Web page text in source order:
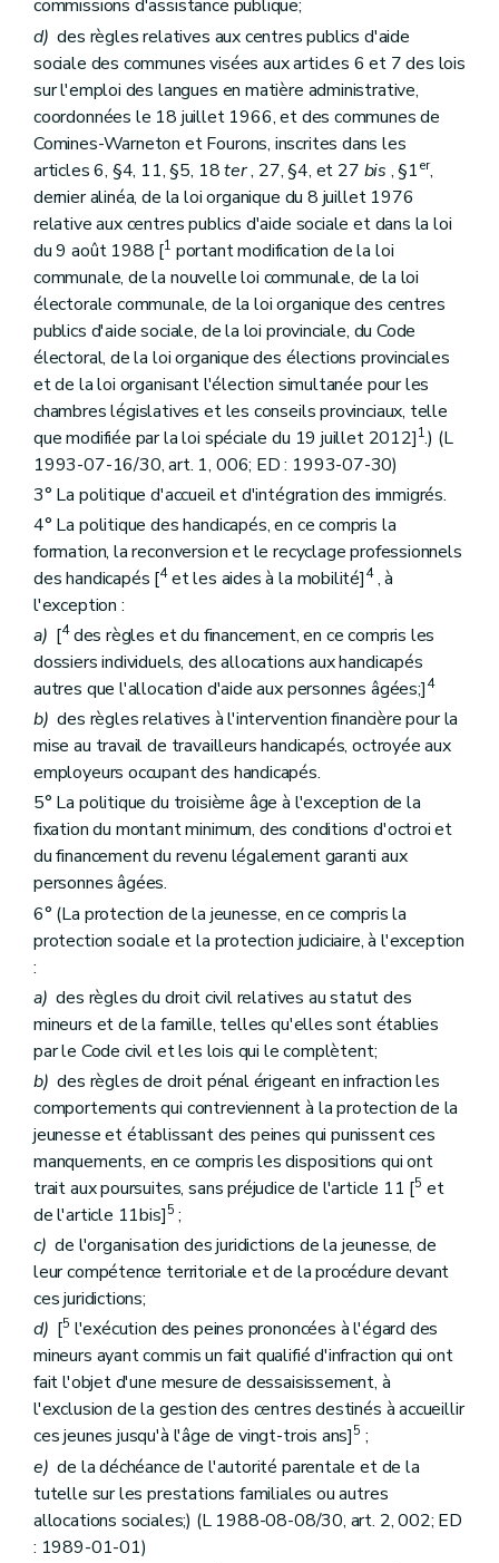
commissions d'assistance publique;
d) des règles relatives aux centres publics d'aide
sociale des communes visées aux articles 6 et 7 des lois
sur l'emploi des langues en matière administrative,
coordonnées le 18 juillet 1966, et des communes de
Comines-Warneton et Fourons, inscrites dans les
articles 6, §4, 11, §5, 18ter, 27, §4, et 27 bis , §1er,
dernier alinéa, de la loi organique du 8 juillet 1976
relative aux centres publics d'aide sociale et dans la loi
du 9 août 1988 [1 portant modification de la loi
communale, de la nouvelle loi communale, de la loi
électorale communale, de la loi organique des centres
publics d'aide sociale, de la loi provinciale, du Code
électoral, de la loi organique des élections provinciales
et de la loi organisant l'élection simultanée pour les
chambres législatives et les conseils provinciaux, telle
que modifiée par la loi spéciale du 19 juillet 2012]1.) (L
1993-07-16/30, art. 1, 006; ED : 1993-07-30)
3° La politique d'accueil et d'intégration des immigrés.
4° La politique des handicapés, en ce compris la
formation, la reconversion et le recyclage professionnels
des handicapés [4et les aides à la mobilité]4, à
l'exception :
a) [4des règles et du financement, en ce compris les
dossiers individuels, des allocations aux handicapés
autres que l'allocation d'aide aux personnes âgées;]4
b) des règles relatives à l'intervention financière pour la
mise au travail de travailleurs handicapés, octroyée aux
employeurs occupant des handicapés.
5° La politique du troisième âge à l'exception de la
fixation du montant minimum, des conditions d'octroi et
du financement du revenu légalement garanti aux
personnes âgées.
6° (La protection de la jeunesse, en ce compris la
protection sociale et la protection judiciaire, à l'exception
:
a) des règles du droit civil relatives au statut des
mineurs et de la famille, telles qu'elles sont établies
par le Code civil et les lois qui le complètent;
b) des règles de droit pénal érigeant en infraction les
comportements qui contreviennent à la protection de la
jeunesse et établissant des peines qui punissent ces
manquements, en ce compris les dispositions qui ont
trait aux poursuites, sans préjudice de l'article 11 [5 et
de l'article 11bis]5 ;
c) de l'organisation des juridictions de la jeunesse, de
leur compétence territoriale et de la procédure devant
ces juridictions;
d) [5 l'exécution des peines prononcées à l'égard des
mineurs ayant commis un fait qualifié d'infraction qui ont
fait l'objet d'une mesure de dessaisissement, à
l'exclusion de la gestion des centres destinés à accueillir
ces jeunes jusqu'à l'âge de vingt-trois ans]5 ;
e) de la déchéance de l'autorité parentale et de la
tutelle sur les prestations familiales ou autres
allocations sociales;) (L 1988-08-08/30, art. 2, 002; ED
: 1989-01-01)